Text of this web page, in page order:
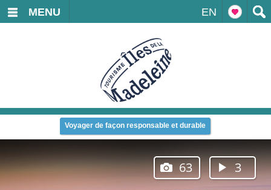
EN
MENU
Voyager de façon responsable et durable
63 3